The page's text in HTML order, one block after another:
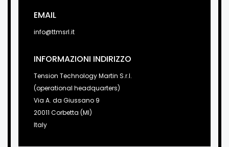
EMAIL
info@ttmsrl.it
INFORMAZIONI INDIRIZZO
Tension Technology Martin S.r.l.
(operational headquarters)
Via A. da Giussano 9
20011 Corbetta (MI)
Italy